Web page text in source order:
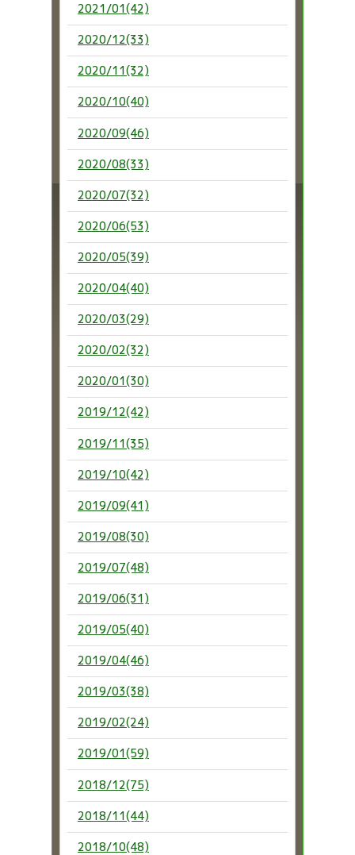
2021/01(42)
2020/12(33)
2020/11(32)
2020/10(40)
2020/09(46)
2020/08(33)
2020/07(32)
2020/06(53)
2020/05(39)
2020/04(40)
2020/03(29)
2020/02(32)
2020/01(30)
2019/12(42)
2019/11(35)
2019/10(42)
2019/09(41)
2019/08(30)
2019/07(48)
2019/06(31)
2019/05(40)
2019/04(46)
2019/03(38)
2019/02(24)
2019/01(59)
2018/12(75)
2018/11(44)
2018/10(48)